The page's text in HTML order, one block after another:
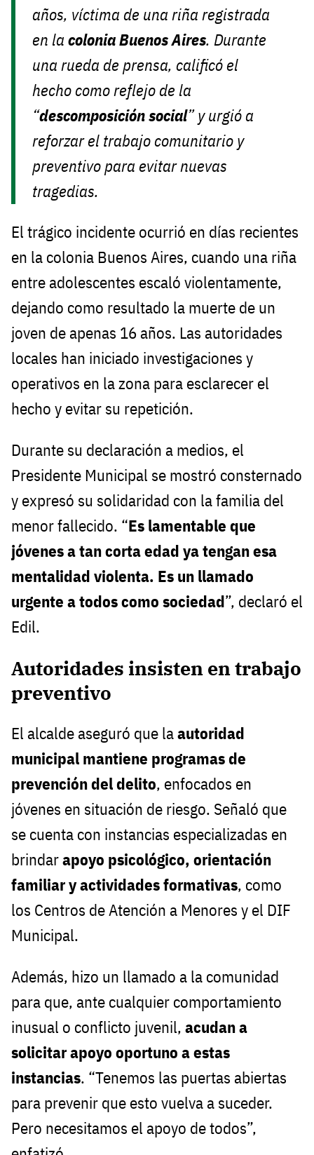
años, víctima de una riña registrada
en lacolonia Buenos Aires. Durante
una rueda de prensa, calificó el
hecho como reflejo de la
“descomposición social” y urgió a
reforzar el trabajo comunitario y
preventivo para evitar nuevas
tragedias.
El trágico incidente ocurrió en días recientes
en la colonia Buenos Aires, cuando una riña
entre adolescentes escaló violentamente,
dejando como resultado la muerte de un
joven de apenas 16 años. Las autoridades
locales han iniciado investigaciones y
operativos en la zona para esclarecer el
hecho y evitar su repetición.
Durante su declaración a medios, el
Presidente Municipal se mostró consternado
y expresó su solidaridad con la familia del
menor fallecido. “Es lamentable que
jóvenes a tan corta edad ya tengan esa
mentalidad violenta. Es un llamado
urgente a todos como sociedad”, declaró el
Edil.
Autoridades insisten en trabajo
preventivo
El alcalde aseguró que laautoridad
municipal mantiene programas de
prevención del delito, enfocados en
jóvenes en situación de riesgo. Señaló que
se cuenta con instancias especializadas en
brindarapoyo psicológico, orientación
familiar y actividades formativas, como
los Centros de Atención a Menores y el DIF
Municipal.
Además, hizo un llamado a la comunidad
para que, ante cualquier comportamiento
inusual o conflicto juvenil, acudan a
solicitar apoyo oportuno a estas
instancias. “Tenemos las puertas abiertas
para prevenir que esto vuelva a suceder.
Pero necesitamos el apoyo de todos”,